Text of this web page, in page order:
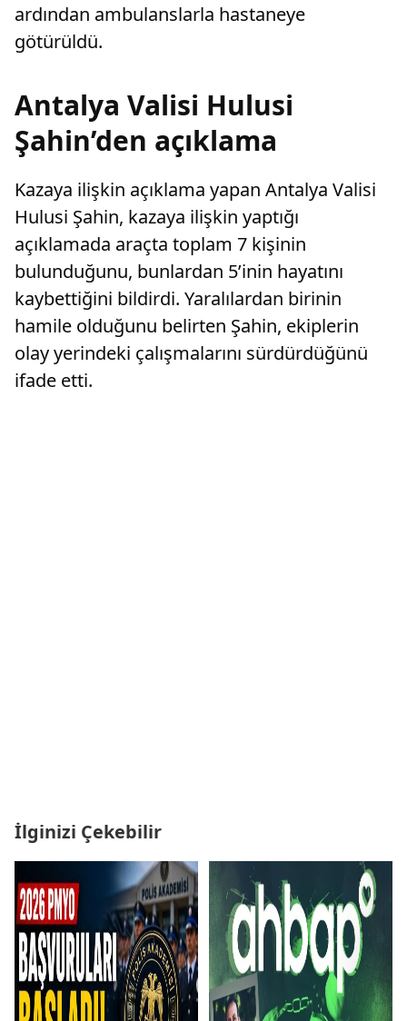
ardından ambulanslarla hastaneye
götürüldü.
Antalya Valisi Hulusi
Şahin’den açıklama
Kazaya ilişkin açıklama yapan Antalya Valisi
Hulusi Şahin, kazaya ilişkin yaptığı
açıklamada araçta toplam 7 kişinin
bulunduğunu, bunlardan 5’inin hayatını
kaybettiğini bildirdi. Yaralılardan birinin
hamile olduğunu belirten Şahin, ekiplerin
olay yerindeki çalışmalarını sürdürdüğünü
ifade etti.
İlginizi Çekebilir